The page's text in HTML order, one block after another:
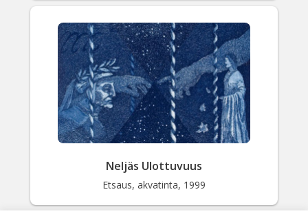
Neljäs Ulottuvuus
Etsaus, akvatinta, 1999